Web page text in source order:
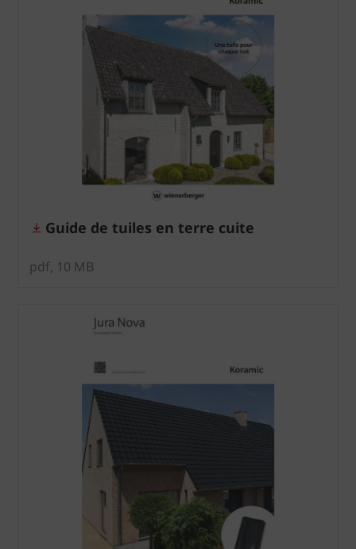
Guide de tuiles en terre cuite
pdf, 10 MB